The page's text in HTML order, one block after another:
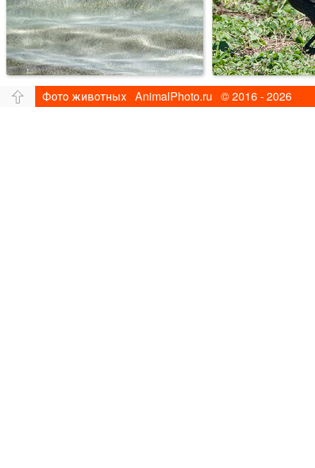
Фото животных AnimalPhoto.ru © 2016 - 2026